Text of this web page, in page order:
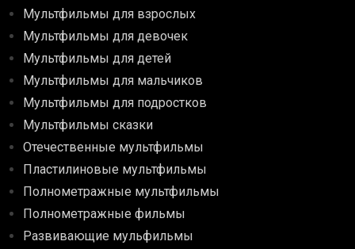
Мультфильмы для взрослых
Мультфильмы для девочек
Мультфильмы для детей
Мультфильмы для мальчиков
Мультфильмы для подростков
Мультфильмы сказки
Отечественные мультфильмы
Пластилиновые мультфильмы
Полнометражные мультфильмы
Полнометражные фильмы
Развивающие мульфильмы